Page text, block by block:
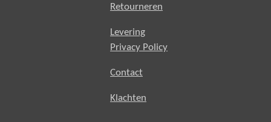
Retourneren
Levering
Privacy Policy
Contact
Klachten